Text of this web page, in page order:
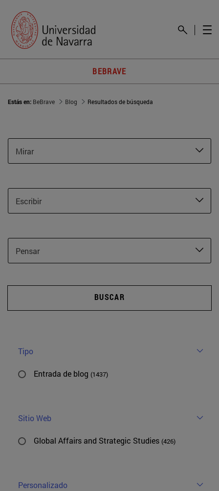
BEBRAVE
Estás en: BeBrave Blog Resultados de búsqueda
Mirar
Escribir
Pensar
BUSCAR
Tipo
Entrada de blog (1437)
Sitio Web
Global Affairs and Strategic Studies (426)
Personalizado